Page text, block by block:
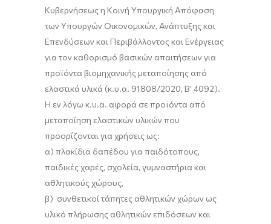
Κυβερνήσεως η Κοινή Υπουργική Απόφαση
των Υπουργών Οικονομικών, Ανάπτυξης και
Επενδύσεων και Περιβάλλοντος και Ενέργειας
για τον καθορισμό βασικών απαιτήσεων για
προϊόντα βιομηχανικής μεταποίησης από
ελαστικά υλικά (κ.υ.α. 91808/2020, Β’ 4092).
Η εν λόγω κ.υ.α. αφορά σε προϊόντα από
μεταποίηση ελαστικών υλικών που
προορίζονται για χρήσεις ως:
α) πλακίδια δαπέδου για παιδότοπους,
παιδικές χαρές, σχολεία, γυμναστήρια και
αθλητικούς χώρους,
β) συνθετικοί τάπητες αθλητικών χώρων ως
υλικό πλήρωσης αθλητικών επιδόσεων και